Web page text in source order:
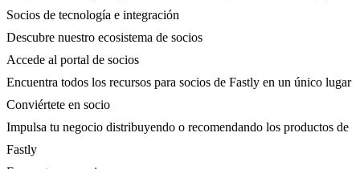
Socios de tecnología e integración
Descubre nuestro ecosistema de socios
Accede al portal de socios
Encuentra todos los recursos para socios de Fastly en un único lugar
Conviértete en socio
Impulsa tu negocio distribuyendo o recomendando los productos de
Fastly